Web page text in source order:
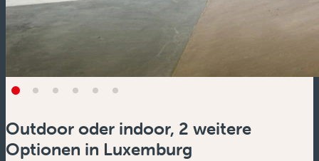
Outdoor oder indoor, 2 weitere
Optionen in Luxemburg